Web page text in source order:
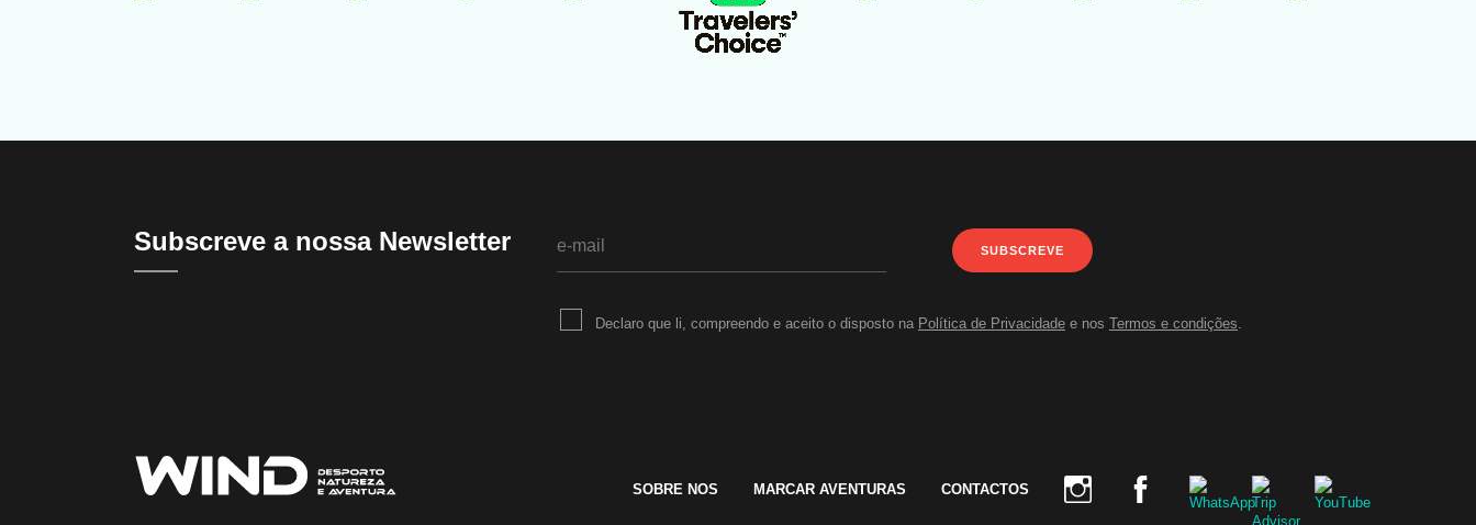
Subscreve a nossa Newsletter SUBSCREVE
Declaro que li, compreendo e aceito o disposto na Política de Privacidade e nos Termos e condições.
SOBRE NOS MARCAR AVENTURAS CONTACTOS